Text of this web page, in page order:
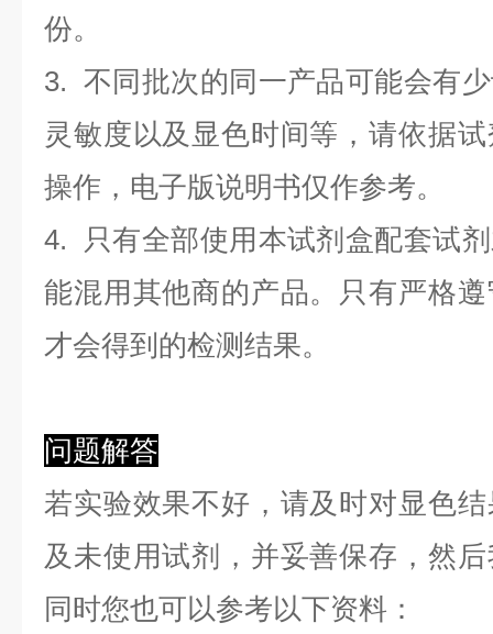
份。
3. 不同批次的同一产品可能会有
灵敏度以及显色时间等，请依据
操作，电子版说明书仅作参考。
4. 只有全部使用本试剂盒配套试
能混用其他商的产品。只有严格
才会得到的检测结果。
问题解答
若实验效果不好，请及时对显色
及未使用试剂，并妥善保存，然
同时您也可以参考以下资料：